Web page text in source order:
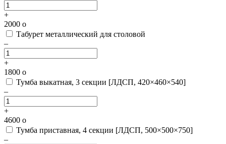
+
2000 o
Табурет металлический для столовой
–
+
1800 o
Тумба выкатная, 3 секции [ЛДСП, 420×460×540]
–
+
4600 o
Тумба приставная, 4 секции [ЛДСП, 500×500×750]
–